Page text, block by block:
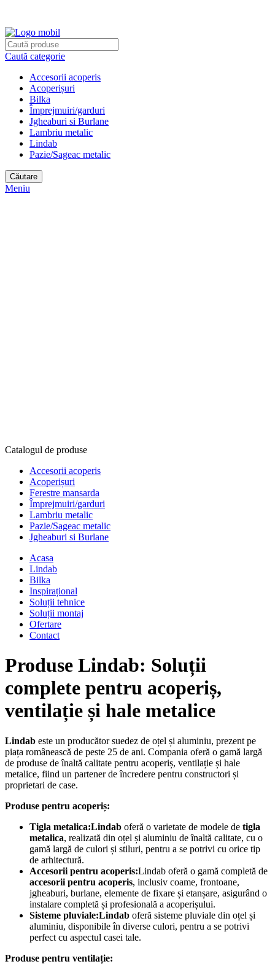
Caută categorie
Accesorii acoperis
Acoperișuri
Bilka
Împrejmuiri/garduri
Jgheaburi si Burlane
Lambriu metalic
Lindab
Pazie/Sageac metalic
Căutare
Meniu
Catalogul de produse
Accesorii acoperis
Acoperișuri
Ferestre mansarda
Împrejmuiri/garduri
Lambriu metalic
Pazie/Sageac metalic
Jgheaburi si Burlane
Acasa
Lindab
Bilka
Inspirațional
Soluții tehnice
Soluții montaj
Ofertare
Contact
Produse Lindab: Soluții
complete pentru acoperiș,
ventilație și hale metalice
Lindab este un producător suedez de oțel și aluminiu, prezent pe
piața românească de peste 25 de ani. Compania oferă o gamă largă
de produse de înaltă calitate pentru acoperiș, ventilație și hale
metalice, fiind un partener de încredere pentru constructori și
proprietari de case.
Produse pentru acoperiș:
Tigla metalica:Lindab oferă o varietate de modele de tigla
metalica, realizată din oțel și aluminiu de înaltă calitate, cu o
gamă largă de culori și stiluri, pentru a se potrivi cu orice tip
de arhitectură.
Accesorii pentru acoperis:Lindab oferă o gamă completă de
accesorii pentru acoperis, inclusiv coame, frontoane,
jgheaburi, burlane, elemente de fixare și etanșare, asigurând o
instalare completă și profesională a acoperișului.
Sisteme pluviale:Lindab oferă sisteme pluviale din oțel și
aluminiu, disponibile în diverse culori, pentru a se potrivi
perfect cu aspectul casei tale.
Produse pentru ventilație: